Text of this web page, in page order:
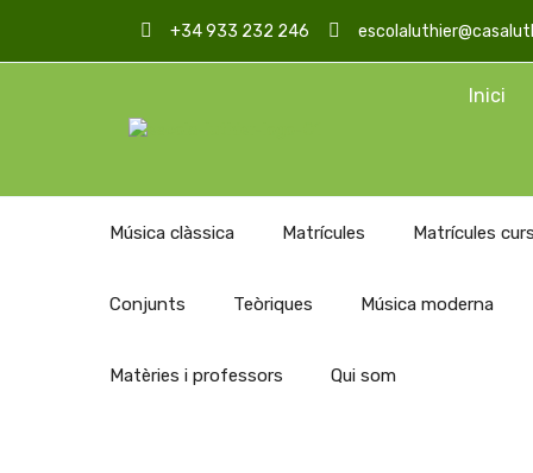
+34 933 232 246
Inici
Música clàssica Matrícules Matrícules
Conjunts Teòriques Música moderna
Matèries i professors Qui som